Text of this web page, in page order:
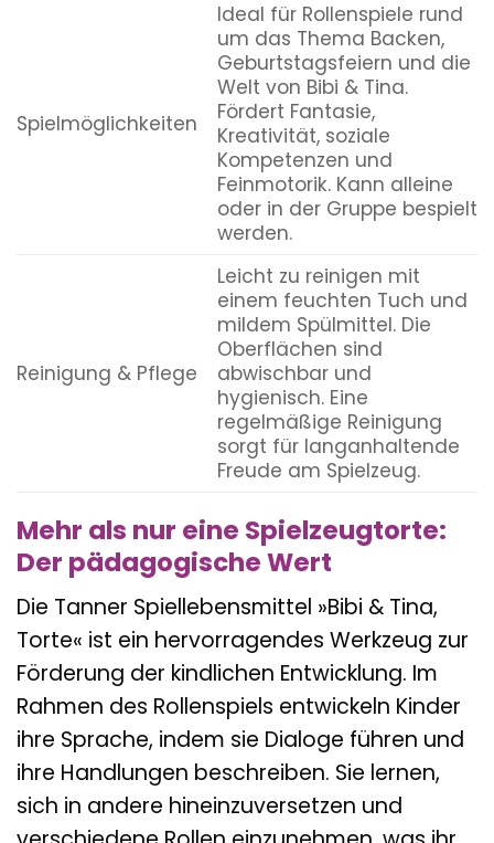
Spielmöglichkeiten
Ideal für Rollenspiele rund
um das Thema Backen,
Geburtstagsfeiern und die
Welt von Bibi & Tina.
Fördert Fantasie,
Kreativität, soziale
Kompetenzen und
Feinmotorik. Kann alleine
oder in der Gruppe bespielt
werden.
Reinigung & Pflege
Leicht zu reinigen mit
einem feuchten Tuch und
mildem Spülmittel. Die
Oberflächen sind
abwischbar und
hygienisch. Eine
regelmäßige Reinigung
sorgt für langanhaltende
Freude am Spielzeug.
Mehr als nur eine Spielzeugtorte:
Der pädagogische Wert
Die Tanner Spiellebensmittel »Bibi & Tina,
Torte« ist ein hervorragendes Werkzeug zur
Förderung der kindlichen Entwicklung. Im
Rahmen des Rollenspiels entwickeln Kinder
ihre Sprache, indem sie Dialoge führen und
ihre Handlungen beschreiben. Sie lernen,
sich in andere hineinzuversetzen und